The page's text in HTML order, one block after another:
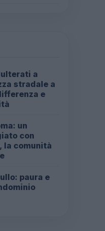
a
stradale a
e
un
con
la comunità
paura e